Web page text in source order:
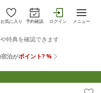
お気に入り 予約確認 ログイン メニュー